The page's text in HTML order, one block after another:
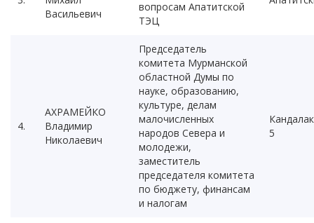
Васильевич
вопросам Апатитской
ТЭЦ
4.
АХРАМЕЙКО
Владимир
Николаевич
Председатель
комитета Мурманской
областной Думы по
науке, образованию,
культуре, делам
малочисленных
народов Севера и
молодежи,
заместитель
председателя комитета
по бюджету, финансам
и налогам
5